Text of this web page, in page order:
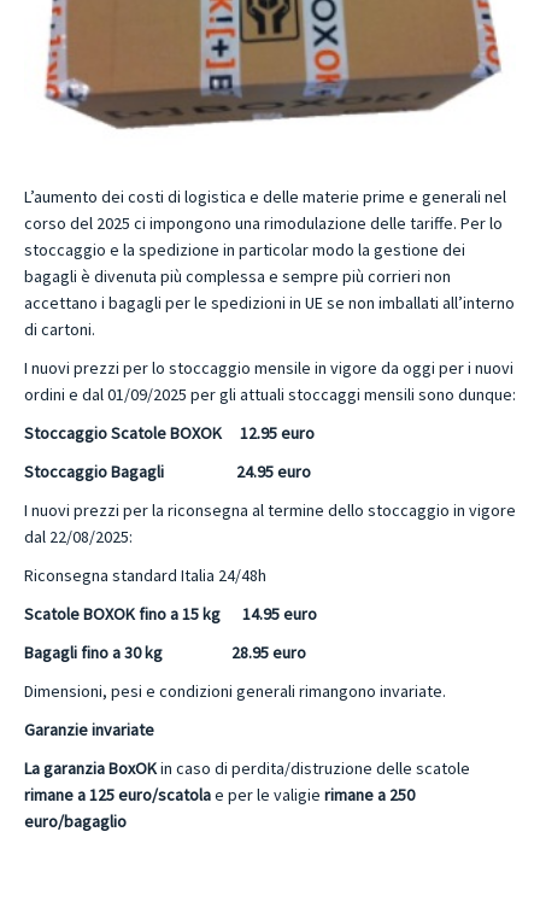
L’aumento dei costi di logistica e delle materie prime e generali nel
corso del 2025 ci impongono una rimodulazione delle tariffe. Per lo
stoccaggio e la spedizione in particolar modo la gestione dei
bagagli è divenuta più complessa e sempre più corrieri non
accettano i bagagli per le spedizioni in UE se non imballati all’interno
di cartoni.
I nuovi prezzi per lo stoccaggio mensile in vigore da oggi per i nuovi
ordini e dal 01/09/2025 per gli attuali stoccaggi mensili sono dunque:
Stoccaggio Scatole BOXOK 12.95 euro
Stoccaggio Bagagli 24.95 euro
I nuovi prezzi per la riconsegna al termine dello stoccaggio in vigore
dal 22/08/2025:
Riconsegna standard Italia 24/48h
Scatole BOXOK fino a 15 kg 14.95 euro
Bagagli fino a 30 kg
28.95 euro
Dimensioni, pesi e condizioni generali rimangono invariate.
Garanzie invariate
La garanzia BoxOKin caso di perdita/distruzione delle scatole
rimane a 125 euro/scatolae per le valigie rimane a 250
euro/bagaglio